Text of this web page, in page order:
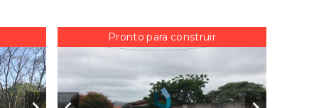
Pronto para construir